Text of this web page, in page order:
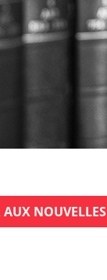
AUX NOUVELLES